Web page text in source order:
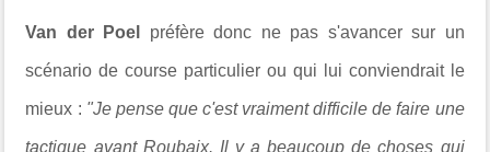
Van der Poel préfère donc ne pas s'avancer sur un
scénario de course particulier ou qui lui conviendrait le
mieux : "Je pense que c'est vraiment difficile de faire une
tactique avant Roubaix. Il y a beaucoup de choses qui